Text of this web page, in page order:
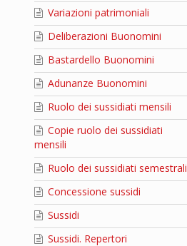
Variazioni patrimoniali
Deliberazioni Buonomini
Bastardello Buonomini
Adunanze Buonomini
Ruolo dei sussidiati mensili
Copie ruolo dei sussidiati
mensili
Ruolo dei sussidiati semestrali
Concessione sussidi
Sussidi
Sussidi. Repertori